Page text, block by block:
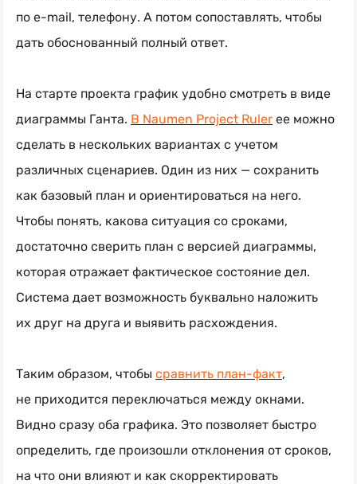
по e-mail, телефону. А потом сопоставлять, чтобы
дать обоснованный полный ответ.
На старте проекта график удобно смотреть в виде
диаграммы Ганта. В Naumen Project Ruler ее можно
сделать в нескольких вариантах с учетом
различных сценариев. Один из них — сохранить
как базовый план и ориентироваться на него.
Чтобы понять, какова ситуация со сроками,
достаточно сверить план с версией диаграммы,
которая отражает фактическое состояние дел.
Система дает возможность буквально наложить
их друг на друга и выявить расхождения.
Таким образом, чтобы сравнить план-факт,
не приходится переключаться между окнами.
Видно сразу оба графика. Это позволяет быстро
определить, где произошли отклонения от сроков,
на что они влияют и как скорректировать